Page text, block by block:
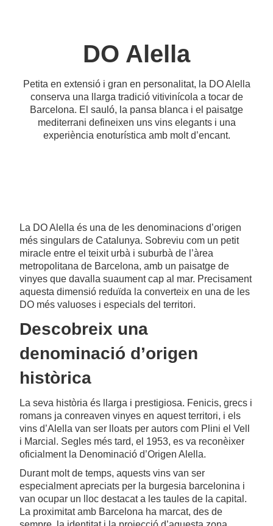
DO Alella
Petita en extensió i gran en personalitat, la DO Alella
conserva una llarga tradició vitivinícola a tocar de
Barcelona. El sauló, la pansa blanca i el paisatge
mediterrani defineixen uns vins elegants i una
experiència enoturística amb molt d’encant.
La DO Alella és una de les denominacions d’origen
més singulars de Catalunya. Sobreviu com un petit
miracle entre el teixit urbà i suburbà de l’àrea
metropolitana de Barcelona, amb un paisatge de
vinyes que davalla suaument cap al mar. Precisament
aquesta dimensió reduïda la converteix en una de les
DO més valuoses i especials del territori.
Descobreix una
denominació d’origen
històrica
La seva història és llarga i prestigiosa. Fenicis, grecs i
romans ja conreaven vinyes en aquest territori, i els
vins d’Alella van ser lloats per autors com Plini el Vell
i Marcial. Segles més tard, el 1953, es va reconèixer
oficialment la Denominació d’Origen Alella.
Durant molt de temps, aquests vins van ser
especialment apreciats per la burgesia barcelonina i
van ocupar un lloc destacat a les taules de la capital.
La proximitat amb Barcelona ha marcat, des de